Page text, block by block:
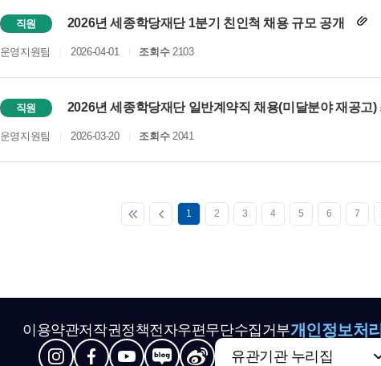
직원 2026년 세종학당재단 1분기 친인척 채용 규모 공개
운영지원팀 2026-04-01 조회수2103
직원 2026년 세종학당재단 일반계약직 채용(미달분야 재공고)
운영지원팀 2026-03-20 조회수2041
1 2 3 4 5 6 7
이용약관저작권정책전자우편무단수집거부개인정보처
유관기관 누리집